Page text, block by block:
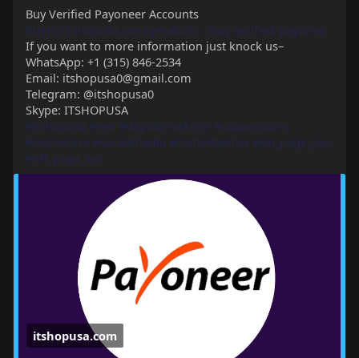
Buy Verified Payoneer Accounts
https://itshopusa.com/product/....buy-verified-payonee
If you want to more information just knock us–
WhatsApp: +1 (315) 846-2534
Email: itshopusa0@gmail.com
Telegram: @itshopusa0
Skype: ITSHOPUSA
#itshopusa #seo #digitalmarketer #usaaccounts
#seoservice #socialmedia #contentwriter #on_page_seo
#off_page_seo
itshopusa.com